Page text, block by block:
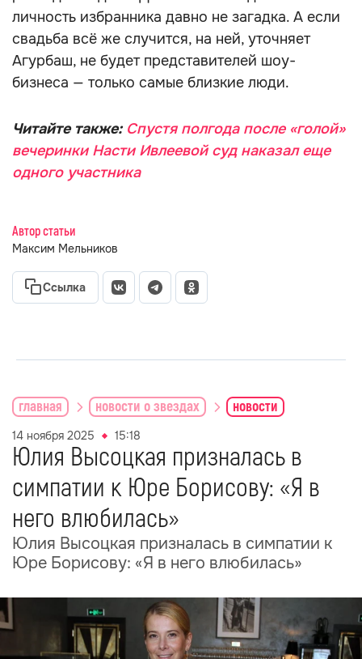
личность избранника давно не загадка. А если
свадьба всё же случится, на ней, уточняет
Агурбаш, не будет представителей шоу-
бизнеса — только самые близкие люди.
Читайте также: Спустя полгода после «голой»
вечеринки Насти Ивлеевой суд наказал еще
одного участника
Автор статьи
Максим Мельников
Ссылка
главная новости о звездах новости
14 ноября 2025 15:18
Юлия Высоцкая призналась в
симпатии к Юре Борисову: «Я в
него влюбилась»
Юлия Высоцкая призналась в симпатии к
Юре Борисову: «Я в него влюбилась»